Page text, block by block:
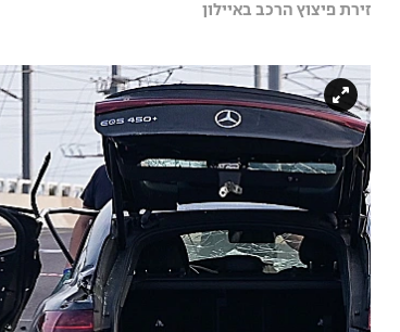
זירת פיצוץ הרכב באיילון